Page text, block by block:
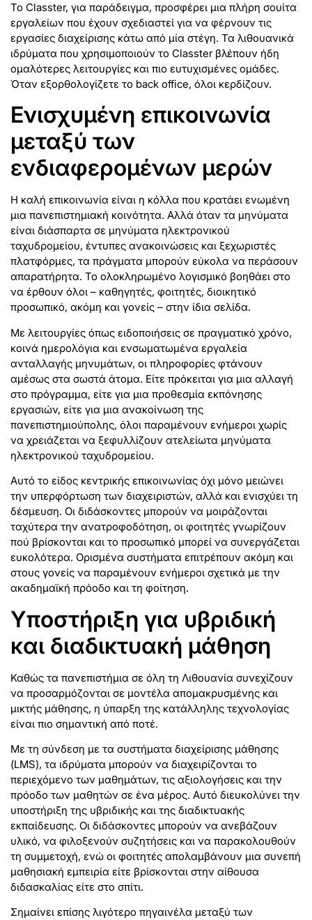
Το Classter, για παράδειγμα, προσφέρει μια πλήρη σουίτα
εργαλείων που έχουν σχεδιαστεί για να φέρνουν τις
εργασίες διαχείρισης κάτω από μία στέγη. Τα λιθουανικά
ιδρύματα που χρησιμοποιούν το Classter βλέπουν ήδη
ομαλότερες λειτουργίες και πιο ευτυχισμένες ομάδες.
Όταν εξορθολογίζετε το back office, όλοι κερδίζουν.
Ενισχυμένη επικοινωνία
μεταξύ των
ενδιαφερομένων μερών
Η καλή επικοινωνία είναι η κόλλα που κρατάει ενωμένη
μια πανεπιστημιακή κοινότητα. Αλλά όταν τα μηνύματα
είναι διάσπαρτα σε μηνύματα ηλεκτρονικού
ταχυδρομείου, έντυπες ανακοινώσεις και ξεχωριστές
πλατφόρμες, τα πράγματα μπορούν εύκολα να περάσουν
απαρατήρητα. Το ολοκληρωμένο λογισμικό βοηθάει στο
να έρθουν όλοι – καθηγητές, φοιτητές, διοικητικό
προσωπικό, ακόμη και γονείς – στην ίδια σελίδα.
Με λειτουργίες όπως ειδοποιήσεις σε πραγματικό χρόνο,
κοινά ημερολόγια και ενσωματωμένα εργαλεία
ανταλλαγής μηνυμάτων, οι πληροφορίες φτάνουν
αμέσως στα σωστά άτομα. Είτε πρόκειται για μια αλλαγή
στο πρόγραμμα, είτε για μια προθεσμία εκπόνησης
εργασιών, είτε για μια ανακοίνωση της
πανεπιστημιούπολης, όλοι παραμένουν ενήμεροι χωρίς
να χρειάζεται να ξεφυλλίζουν ατελείωτα μηνύματα
ηλεκτρονικού ταχυδρομείου.
Αυτό το είδος κεντρικής επικοινωνίας όχι μόνο μειώνει
την υπερφόρτωση των διαχειριστών, αλλά και ενισχύει τη
δέσμευση. Οι διδάσκοντες μπορούν να μοιράζονται
ταχύτερα την ανατροφοδότηση, οι φοιτητές γνωρίζουν
πού βρίσκονται και το προσωπικό μπορεί να συνεργάζεται
ευκολότερα. Ορισμένα συστήματα επιτρέπουν ακόμη και
στους γονείς να παραμένουν ενήμεροι σχετικά με την
ακαδημαϊκή πρόοδο και τη φοίτηση.
Υποστήριξη για υβριδική
και διαδικτυακή μάθηση
Καθώς τα πανεπιστήμια σε όλη τη Λιθουανία συνεχίζουν
να προσαρμόζονται σε μοντέλα απομακρυσμένης και
μικτής μάθησης, η ύπαρξη της κατάλληλης τεχνολογίας
είναι πιο σημαντική από ποτέ.
Με τη σύνδεση με τα συστήματα διαχείρισης μάθησης
(LMS), τα ιδρύματα μπορούν να διαχειρίζονται το
περιεχόμενο των μαθημάτων, τις αξιολογήσεις και την
πρόοδο των μαθητών σε ένα μέρος. Αυτό διευκολύνει την
υποστήριξη της υβριδικής και της διαδικτυακής
εκπαίδευσης. Οι διδάσκοντες μπορούν να ανεβάζουν
υλικό, να φιλοξενούν συζητήσεις και να παρακολουθούν
τη συμμετοχή, ενώ οι φοιτητές απολαμβάνουν μια συνεπή
μαθησιακή εμπειρία είτε βρίσκονται στην αίθουσα
διδασκαλίας είτε στο σπίτι.
Σημαίνει επίσης λιγότερο πηγαινέλα μεταξύ των